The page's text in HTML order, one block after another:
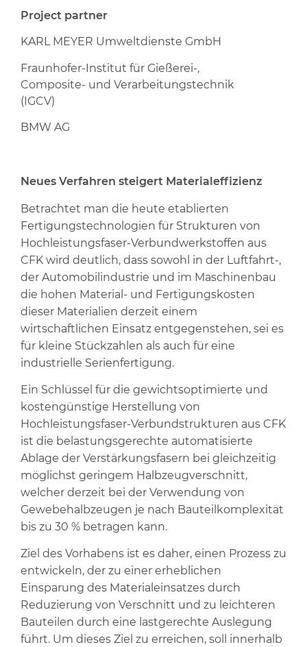
Project partner
KARL MEYER Umweltdienste GmbH
Fraunhofer-Institut für Gießerei-,
Composite- und Verarbeitungstechnik
(IGCV)
BMW AG
Neues Verfahren steigert Materialeffizienz
Betrachtet man die heute etablierten
Fertigungstechnologien für Strukturen von
Hochleistungsfaser-Verbundwerkstoffen aus
CFK wird deutlich, dass sowohl in der Luftfahrt-,
der Automobilindustrie und im Maschinenbau
die hohen Material- und Fertigungskosten
dieser Materialien derzeit einem
wirtschaftlichen Einsatz entgegenstehen, sei es
für kleine Stückzahlen als auch für eine
industrielle Serienfertigung.
Ein Schlüssel für die gewichtsoptimierte und
kostengünstige Herstellung von
Hochleistungsfaser-Verbundstrukturen aus CFK
ist die belastungsgerechte automatisierte
Ablage der Verstärkungsfasern bei gleichzeitig
möglichst geringem Halbzeugverschnitt,
welcher derzeit bei der Verwendung von
Gewebehalbzeugen je nach Bauteilkomplexität
bis zu 30 % betragen kann.
Ziel des Vorhabens ist es daher, einen Prozess zu
entwickeln, der zu einer erheblichen
Einsparung des Materialeinsatzes durch
Reduzierung von Verschnitt und zu leichteren
Bauteilen durch eine lastgerechte Auslegung
führt. Um dieses Ziel zu erreichen, soll innerhalb